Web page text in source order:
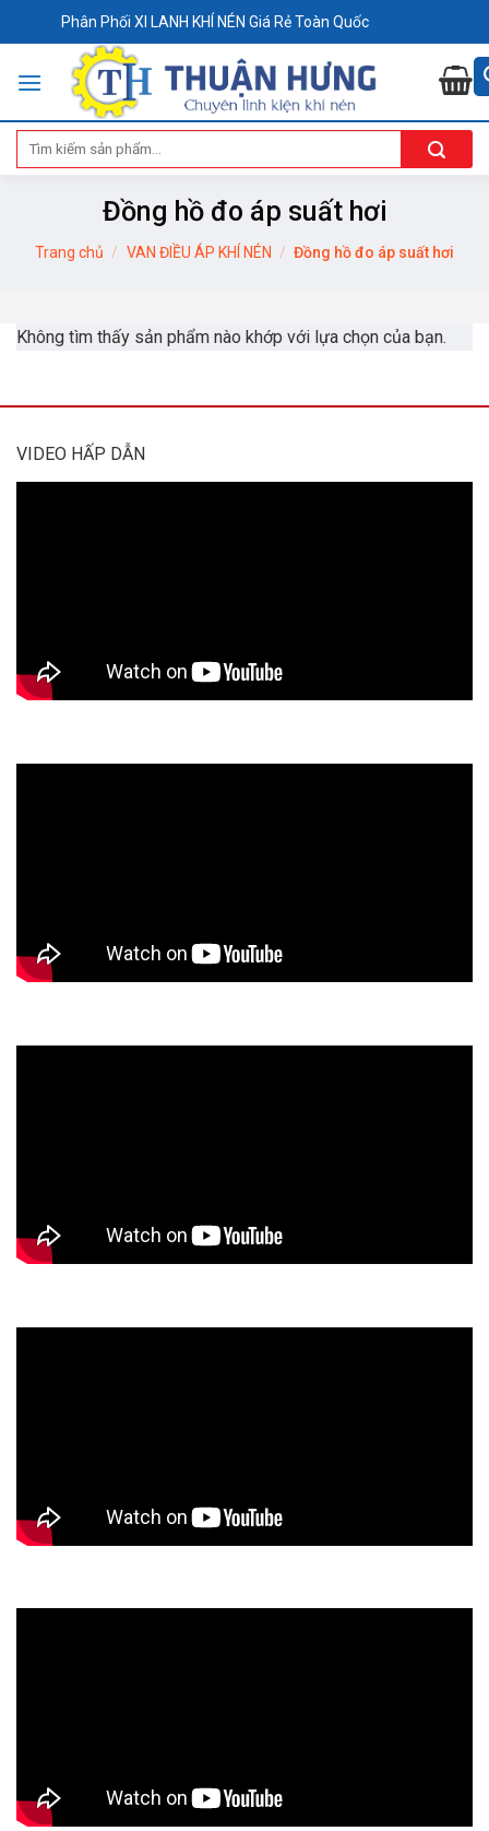
to
Phân Phối XI LANH KHÍ NÉN Giá Rẻ Toàn Quốc
Tìm
kiếm:
Đồng hồ đo áp suất hơi
Trang chủ / VAN ĐIỀU ÁP KHÍ NÉN / Đồng hồ đo áp suất hơi
Không tìm thấy sản phẩm nào khớp với lựa chọn của bạn.
VIDEO HẤP DẪN